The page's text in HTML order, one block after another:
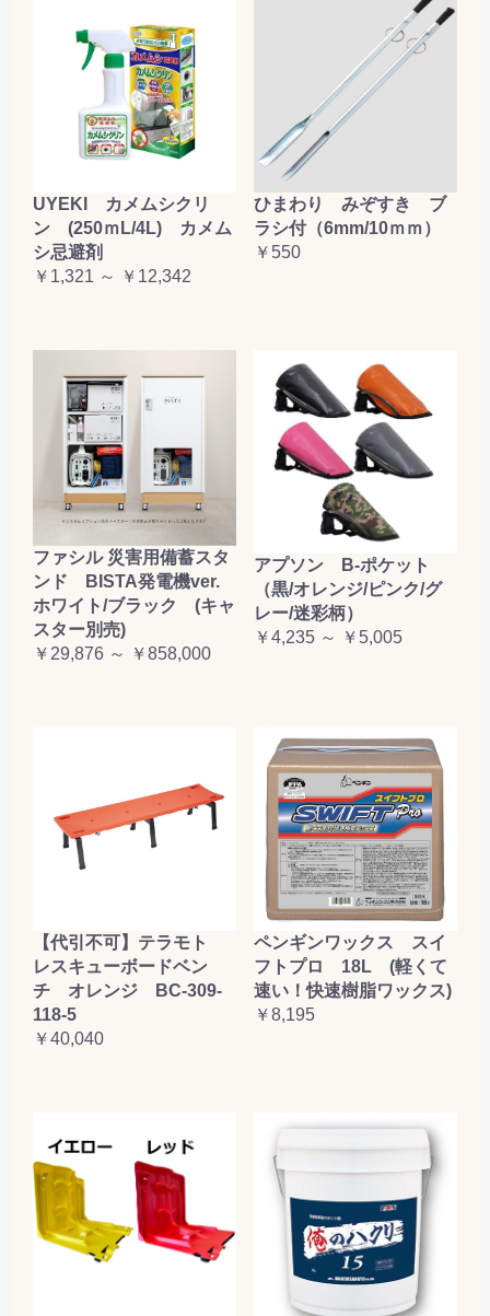
お買い物を続ける
UYEKI カメムシクリ
ン (250ｍL/4L) カメム
シ忌避剤
￥1,321 ～ ￥12,342
ひまわり みぞすき ブ
ラシ付（6mm/10ｍｍ）
￥550
ファシル 災害用備蓄スタ
ンド BISTA発電機ver.
ホワイト/ブラック (キャ
スター別売)
￥29,876 ～ ￥858,000
アプソン B-ポケット
（黒/オレンジ/ピンク/グ
レー/迷彩柄）
￥4,235 ～ ￥5,005
【代引不可】テラモト
レスキューボードベン
チ オレンジ BC-309-
118-5
￥40,040
ペンギンワックス スイ
フトプロ 18L (軽くて
速い！快速樹脂ワックス)
￥8,195